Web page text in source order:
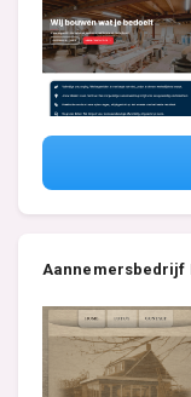
Aannemersbedrijf